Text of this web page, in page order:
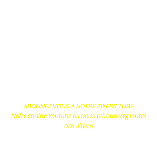
ABONNEZ VOUS A NOTRE ZIKERS TUBE.
Notre chaine Youtube ou vous retrouverez toutes
nos videos